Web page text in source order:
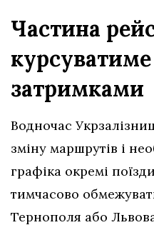
Частина
курсуватиме
затримками
Водночас
зміну маршрутів і
графіка окремі
тимчасово
Тернополя або